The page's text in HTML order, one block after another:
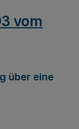
vom
über eine